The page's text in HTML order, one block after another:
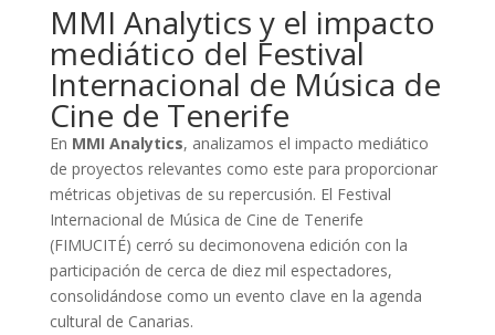
MMI Analytics y el impacto
mediático del Festival
Internacional de Música de
Cine de Tenerife
En MMI Analytics, analizamos el impacto mediático
de proyectos relevantes como este para proporcionar
métricas objetivas de su repercusión. El Festival
Internacional de Música de Cine de Tenerife
(FIMUCITÉ) cerró su decimonovena edición con la
participación de cerca de diez mil espectadores,
consolidándose como un evento clave en la agenda
cultural de Canarias.